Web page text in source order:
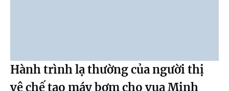
Hành trình lạ thường của người thị
vệ chế tạo máy bơm cho vua Minh